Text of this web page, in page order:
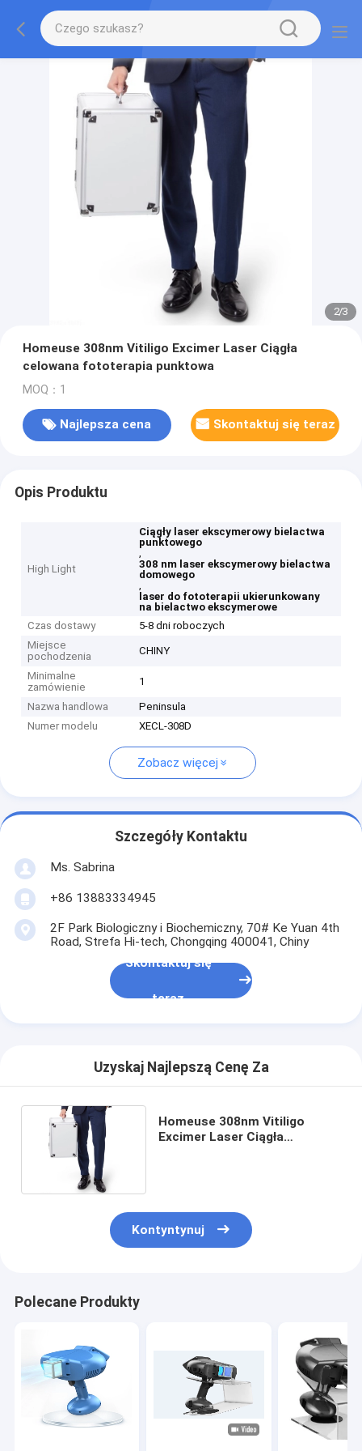
2/3
Homeuse 308nm Vitiligo Excimer Laser Ciągła
celowana fototerapia punktowa
MOQ：1
Najlepsza cena Skontaktuj się teraz
Opis Produktu
High Light
Ciągły laser ekscymerowy bielactwa
punktowego
,
308 nm laser ekscymerowy bielactwa
domowego
,
laser do fototerapii ukierunkowany
na bielactwo ekscymerowe
Czas dostawy
5-8 dni roboczych
Miejsce
pochodzenia
CHINY
Minimalne
zamówienie
1
Nazwa handlowa
Peninsula
Numer modelu
XECL-308D
Zobacz więcej
Szczegóły Kontaktu
Ms. Sabrina
+86 13883334945
2F Park Biologiczny i Biochemiczny, 70# Ke Yuan 4th
Road, Strefa Hi-tech, Chongqing 400041, Chiny
Skontaktuj się
teraz
Uzyskaj Najlepszą Cenę Za
Homeuse 308nm Vitiligo
Excimer Laser Ciągła
Kontyntynuj
Polecane Produkty